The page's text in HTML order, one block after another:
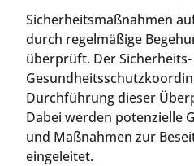
Sicherheitsmaßnahmen
durch regelmäßige
überprüft. Der
Durchführung dieser
Dabei werden potenzielle
und Maßnahmen zur
eingeleitet.